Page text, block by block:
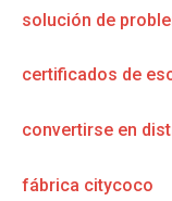
solución de
certificados de
convertirse en
fábrica citycoco